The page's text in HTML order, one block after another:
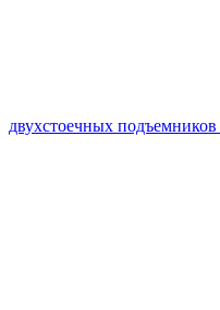
двухстоечных подъемников